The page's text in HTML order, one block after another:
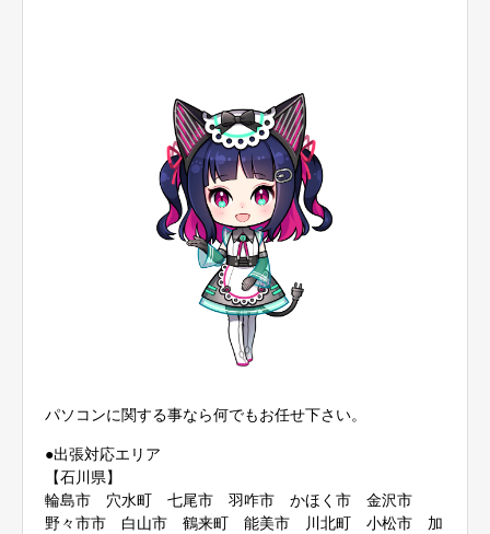
パソコンに関する事なら何でもお任せ下さい。
●出張対応エリア
【石川県】
輪島市 穴水町 七尾市 羽咋市 かほく市 金沢市
野々市市 白山市 鶴来町 能美市 川北町 小松市 加